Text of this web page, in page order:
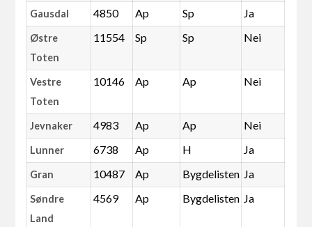
Gausdal 4850 Ap Sp Ja
Østre
Toten
11554 Sp Sp Nei
Vestre
Toten
10146 Ap Ap Nei
Jevnaker 4983 Ap Ap Nei
Lunner 6738 Ap H Ja
Gran 10487 Ap Bygdelisten Ja
Søndre
Land
4569 Ap Bygdelisten Ja